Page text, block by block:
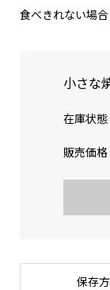
食べきれない場合
小さな
在庫状態
販売価格
保存